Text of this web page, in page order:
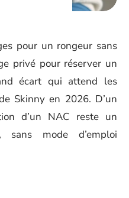
pour un rongeur sans
privé pour réserver un
écart qui attend les
Skinny en 2026. D’un
d’un NAC reste un
sans mode d’emploi